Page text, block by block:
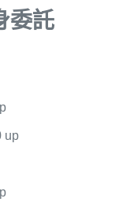
委託
up